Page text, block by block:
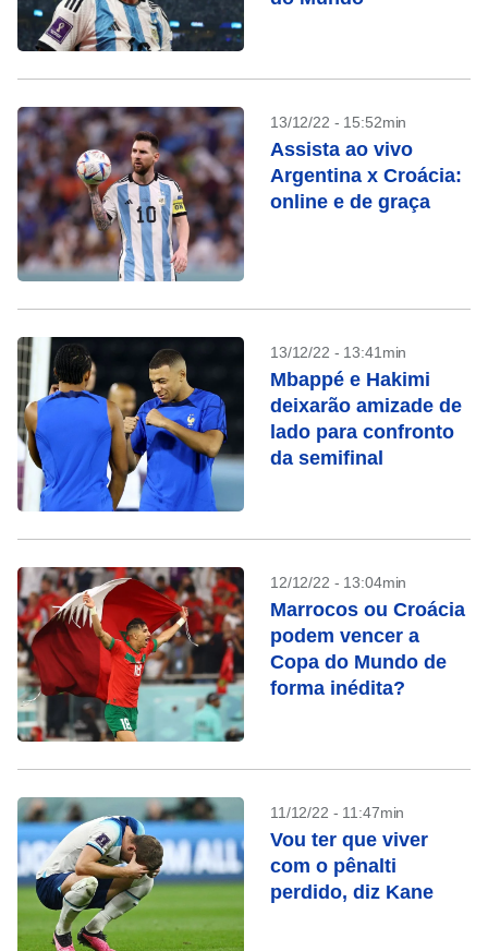
13/12/22 - 15:52min
Assista ao vivo
Argentina x Croácia:
online e de graça
13/12/22 - 13:41min
Mbappé e Hakimi
deixarão amizade de
lado para confronto
da semifinal
12/12/22 - 13:04min
Marrocos ou Croácia
podem vencer a
Copa do Mundo de
forma inédita?
11/12/22 - 11:47min
Vou ter que viver
com o pênalti
perdido, diz Kane